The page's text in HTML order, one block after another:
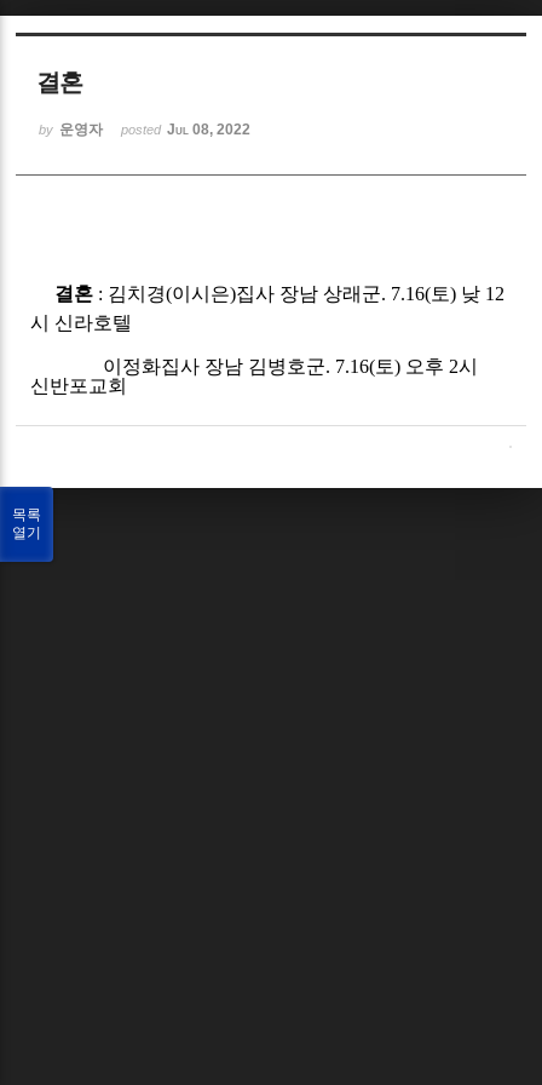
결혼
by 운영자 posted Jul 08, 2022
결혼 : 김치경(이시은)집사 장남 상래군. 7.16(토) 낮 12
시 신라호텔
이정화집사 장남 김병호군. 7.16(토) 오후 2시
신반포교회
목록
열기
Sketchbook5, 스케치북5
Sketchbook5, 스케치북5